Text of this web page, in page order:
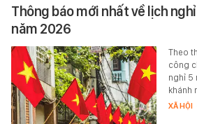
Thông báo mới nhất về lịch
năm 2026
Theo
công
nghỉ 5
khánh
XÃ HỘI